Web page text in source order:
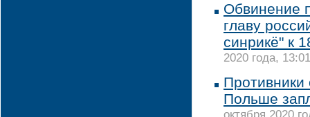
Обвинение
главу
синрикё" к
2020 года, 13:01
Противники
Польше